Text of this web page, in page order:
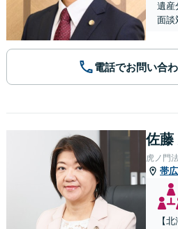
遺産
面談
電話でお問い合
佐藤
虎ノ門
帯
【